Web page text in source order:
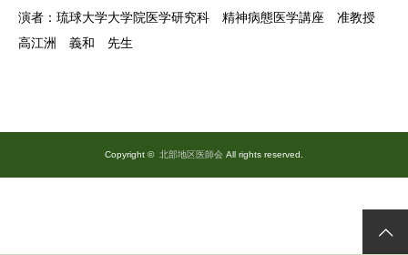
演者：琉球大学大学院医学研究科 精神病態医学講座 准教授
高江洲 義和 先生
Copyright © 北部地区医師会 All rights reserved.